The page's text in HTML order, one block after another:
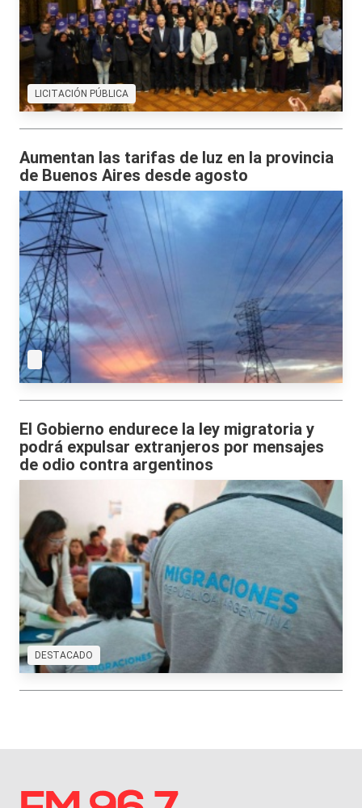
LICITACIÓN PÚBLICA
Aumentan las tarifas de luz en la provincia
de Buenos Aires desde agosto
El Gobierno endurece la ley migratoria y
podrá expulsar extranjeros por mensajes
de odio contra argentinos
DESTACADO